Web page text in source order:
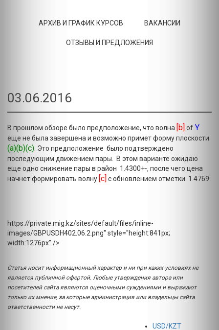
АРХИВ И ГРАФИК КУРСОВ ВАКАНСИИ
ОТЗЫВЫ И ПРЕДЛОЖЕНИЯ
03.06.2016
В прошлом обзоре было предположение, что волна [b] of Y
еще не была завершена и возможно примет форму плоскости
(a)(b)(c) . Это предположение было подтверждено
последующим движением пары. В этом варианте ожидаю
еще одно снижение пары в район 1.4300+-, после чего цена
начнет формировать волну [c] с обновлением отметки 1.4769.
https://private.mig.kz/sites/default/files/inline-
images/GBPUSDH402.06.2.png" style="height:841px;
width:1276px" />
Статья носит информационный характер и ни при каких условиях не
является публичной офертой. Любые утверждения автора или
посетителей сайта являются оценочными суждениями и выражают
только их мнение, за которые администрация или владельцы сайта
ответственности не несут.
USD/KZT